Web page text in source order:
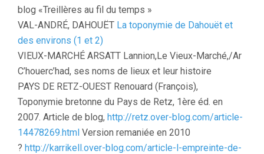
blog «Treillères au fil du temps »
VAL-ANDRÉ, DAHOUËT La toponymie de Dahouët et
des environs (1 et 2)
VIEUX-MARCHÉ ARSATT Lannion,Le Vieux-Marché,/Ar
C’houerc’had, ses noms de lieux et leur histoire
PAYS DE RETZ-OUEST Renouard (François),
Toponymie bretonne du Pays de Retz, 1ère éd. en
2007. Article de blog, http://retz.over-blog.com/article-
14478269.html Version remaniée en 2010
? http://karrikell.over-blog.com/article-l-empreinte-de-